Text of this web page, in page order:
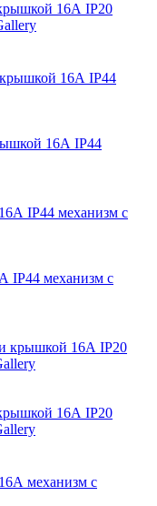
16А IP20
16А IP44
IP44 механизм с
16А IP20